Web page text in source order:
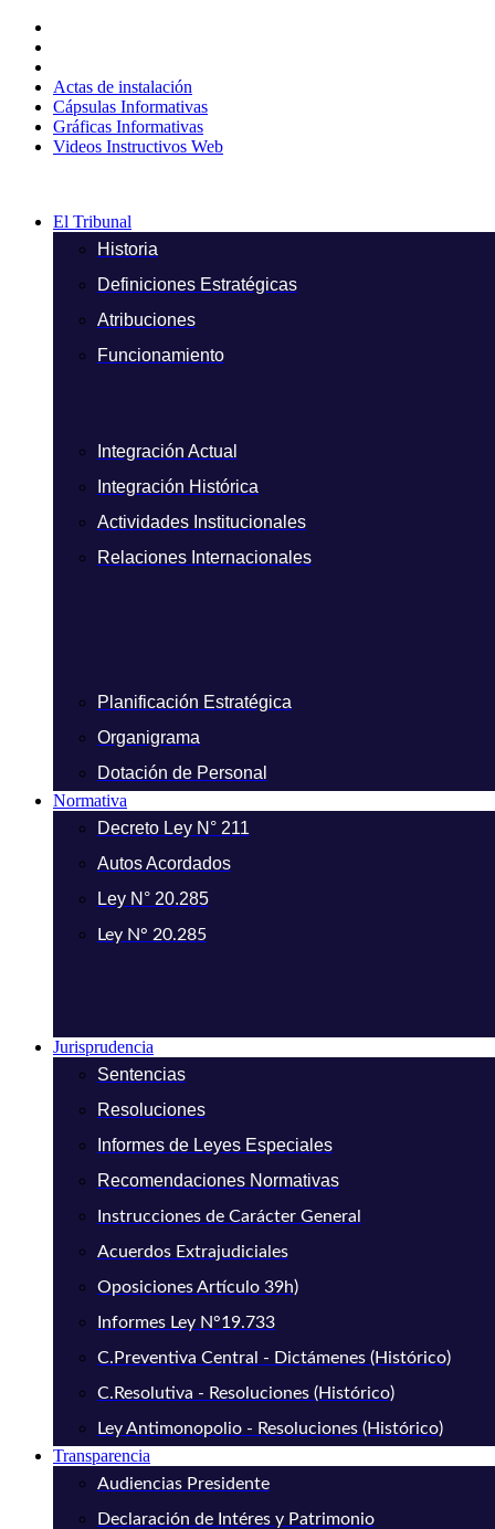
contenido
Actas de instalación
Cápsulas Informativas
Gráficas Informativas
Videos Instructivos Web
El Tribunal
Historia
Definiciones Estratégicas
Atribuciones
Funcionamiento
Integración Actual
Integración Histórica
Actividades Institucionales
Relaciones Internacionales
Planificación Estratégica
Organigrama
Dotación de Personal
Normativa
Decreto Ley N° 211
Autos Acordados
Ley N° 20.285
Ley N° 20.285
Jurisprudencia
Sentencias
Resoluciones
Informes de Leyes Especiales
Recomendaciones Normativas
Instrucciones de Carácter General
Acuerdos Extrajudiciales
Oposiciones Artículo 39h)
Informes Ley N°19.733
C.Preventiva Central - Dictámenes (Histórico)
C.Resolutiva - Resoluciones (Histórico)
Ley Antimonopolio - Resoluciones (Histórico)
Transparencia
Audiencias Presidente
Declaración de Intéres y Patrimonio